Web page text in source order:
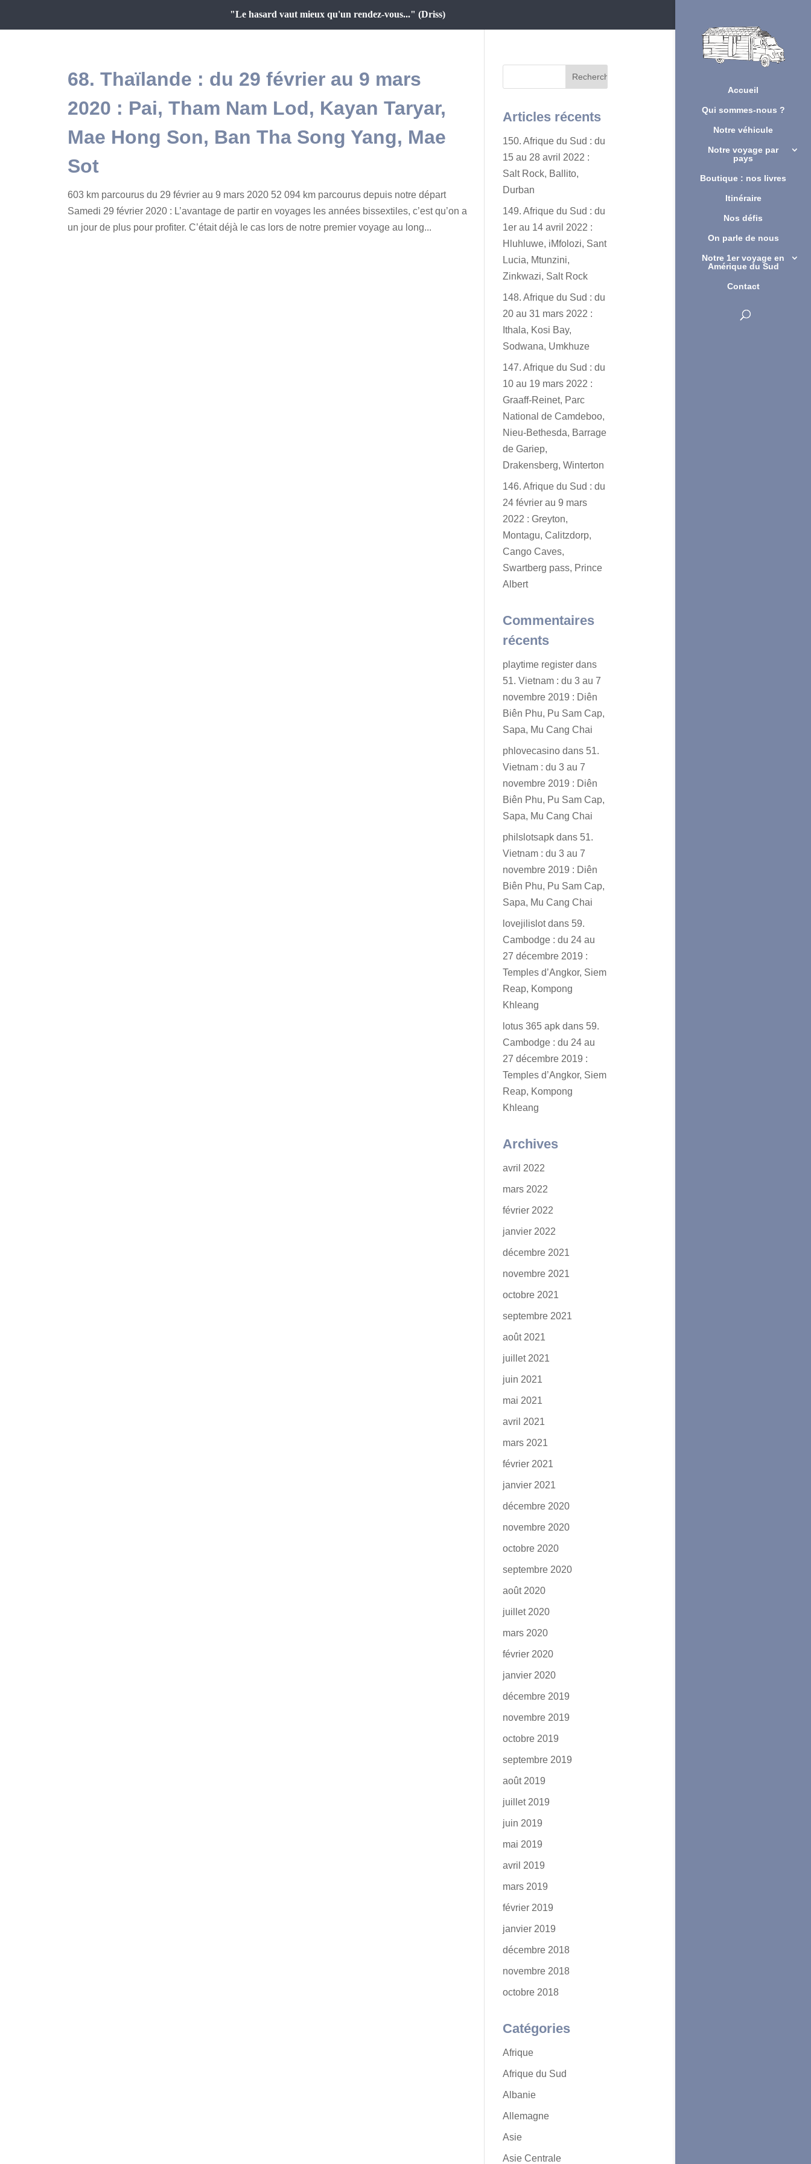
"Le hasard vaut mieux qu'un rendez-vous..." (Driss)
Accueil
Qui sommes-nous ?
Notre véhicule
Notre voyage par
pays
Boutique : nos livres
Itinéraire
Nos défis
On parle de nous
Notre 1er voyage en
Amérique du Sud
Contact
68. Thaïlande : du 29 février au 9 mars
2020 : Pai, Tham Nam Lod, Kayan Taryar,
Mae Hong Son, Ban Tha Song Yang, Mae
Sot
603 km parcourus du 29 février au 9 mars 2020 52 094 km parcourus depuis notre départ
Samedi 29 février 2020 : L’avantage de partir en voyages les années bissextiles, c’est qu’on a
un jour de plus pour profiter. C’était déjà le cas lors de notre premier voyage au long...
Articles récents
150. Afrique du Sud : du
15 au 28 avril 2022 :
Salt Rock, Ballito,
Durban
149. Afrique du Sud : du
1er au 14 avril 2022 :
Hluhluwe, iMfolozi, Sant
Lucia, Mtunzini,
Zinkwazi, Salt Rock
148. Afrique du Sud : du
20 au 31 mars 2022 :
Ithala, Kosi Bay,
Sodwana, Umkhuze
147. Afrique du Sud : du
10 au 19 mars 2022 :
Graaff-Reinet, Parc
National de Camdeboo,
Nieu-Bethesda, Barrage
de Gariep,
Drakensberg, Winterton
146. Afrique du Sud : du
24 février au 9 mars
2022 : Greyton,
Montagu, Calitzdorp,
Cango Caves,
Swartberg pass, Prince
Albert
Commentaires
récents
playtime register dans
51. Vietnam : du 3 au 7
novembre 2019 : Diên
Biên Phu, Pu Sam Cap,
Sapa, Mu Cang Chai
phlovecasino dans 51.
Vietnam : du 3 au 7
novembre 2019 : Diên
Biên Phu, Pu Sam Cap,
Sapa, Mu Cang Chai
philslotsapk dans 51.
Vietnam : du 3 au 7
novembre 2019 : Diên
Biên Phu, Pu Sam Cap,
Sapa, Mu Cang Chai
lovejilislotdans 59.
Cambodge : du 24 au
27 décembre 2019 :
Temples d’Angkor, Siem
Reap, Kompong
Khleang
lotus 365 apk dans 59.
Cambodge : du 24 au
27 décembre 2019 :
Temples d’Angkor, Siem
Reap, Kompong
Khleang
Archives
avril 2022
mars 2022
février 2022
janvier 2022
décembre 2021
novembre 2021
octobre 2021
septembre 2021
août 2021
juillet 2021
juin 2021
mai 2021
avril 2021
mars 2021
février 2021
janvier 2021
décembre 2020
novembre 2020
octobre 2020
septembre 2020
août 2020
juillet 2020
mars 2020
février 2020
janvier 2020
décembre 2019
novembre 2019
octobre 2019
septembre 2019
août 2019
juillet 2019
juin 2019
mai 2019
avril 2019
mars 2019
février 2019
janvier 2019
décembre 2018
novembre 2018
octobre 2018
Catégories
Afrique
Afrique du Sud
Albanie
Allemagne
Asie
Asie Centrale